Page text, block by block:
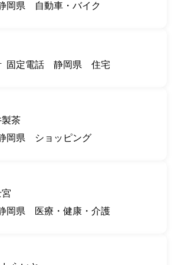
岡県 自動車・バイク
固定電話 静岡県 住宅
茶
岡県 ショッピング
岡県 医療・健康・介護